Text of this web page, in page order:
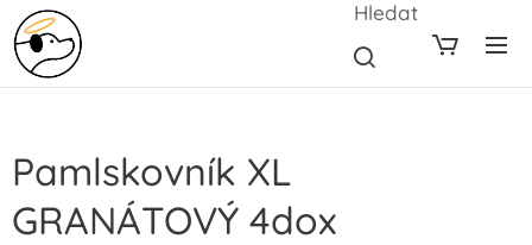
Hledat
Pamlskovník XL
GRANÁTOVÝ 4dox